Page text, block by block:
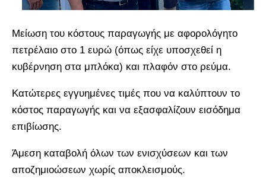
Μείωση του κόστους παραγωγής με αφορολόγητο
πετρέλαιο στο 1 ευρώ (όπως είχε υποσχεθεί η
κυβέρνηση στα μπλόκα) και πλαφόν στο ρεύμα.
Κατώτερες εγγυημένες τιμές που να καλύπτουν το
κόστος παραγωγής και να εξασφαλίζουν εισόδημα
επιβίωσης.
Άμεση καταβολή όλων των ενισχύσεων και των
αποζημιοώσεων χωρίς αποκλεισμούς.